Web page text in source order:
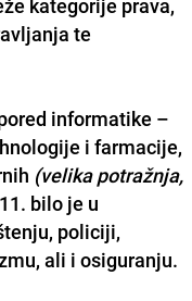
te
informatike –
i farmacije,
(velika potražnja,
bilo je u
policiji,
ali i osiguranju.